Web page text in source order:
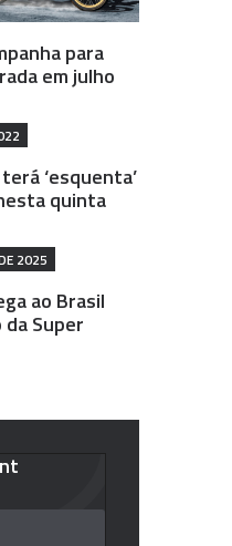
para
em julho
‘esquenta’
quinta
2025
ao Brasil
Super